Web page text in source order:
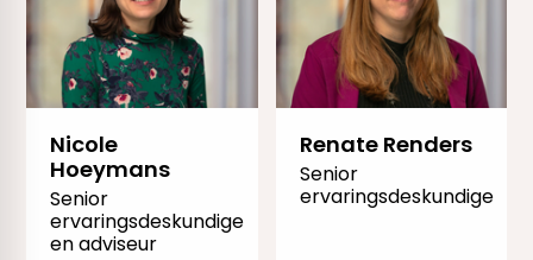
Nicole
Hoeymans
Senior
ervaringsdeskundige
en adviseur
Renate Renders
Senior
ervaringsdeskundige